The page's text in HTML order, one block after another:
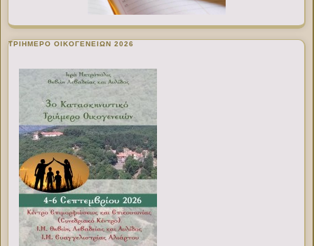
ΤΡΙΗΜΕΡΟ ΟΙΚΟΓΕΝΕΙΩΝ 2026